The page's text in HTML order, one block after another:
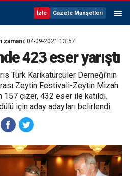
İzle Gazete Manşetleri
zamanı: 04-09-2021 13:57
423 eser yarıştı
Türk Karikatürcüler Derneği'nin
Zeytin Festivali-Zeytin Mizah
çizer, 432 eser ile katıldı.
için aday adayları belirlendi.